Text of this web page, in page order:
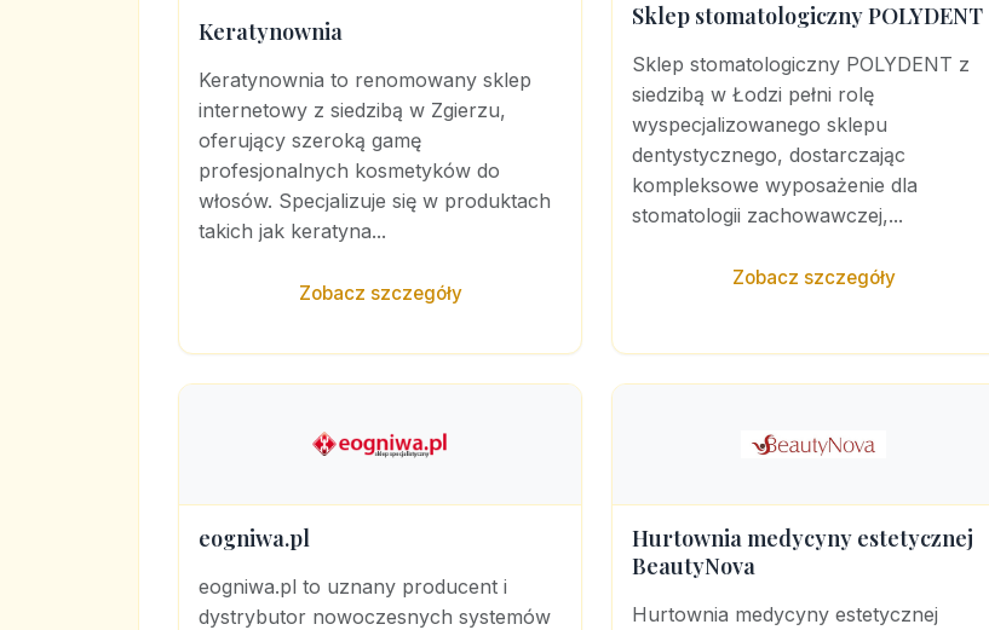
Keratynownia
Keratynownia to renomowany sklep
internetowy z siedzibą w Zgierzu,
oferujący szeroką gamę
profesjonalnych kosmetyków do
włosów. Specjalizuje się w produktach
takich jak keratyna...
Zobacz szczegóły
Sklep stomatologiczny POLYDENT
Sklep stomatologiczny POLYDENT z
siedzibą w Łodzi pełni rolę
wyspecjalizowanego sklepu
dentystycznego, dostarczając
kompleksowe wyposażenie dla
stomatologii zachowawczej,...
Zobacz szczegóły
eogniwa.pl
eogniwa.pl to uznany producent i
dystrybutor nowoczesnych systemów
Hurtownia medycyny estetycznej
BeautyNova
Hurtownia medycyny estetycznej